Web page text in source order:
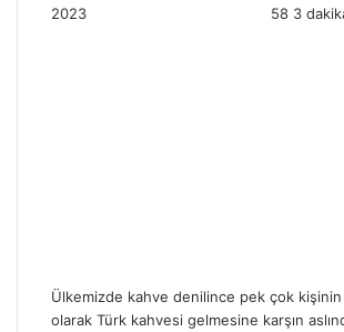
2023
58 3
Ülkemizde kahve denilince pek çok kişinin
olarak Türk kahvesi gelmesine karşın